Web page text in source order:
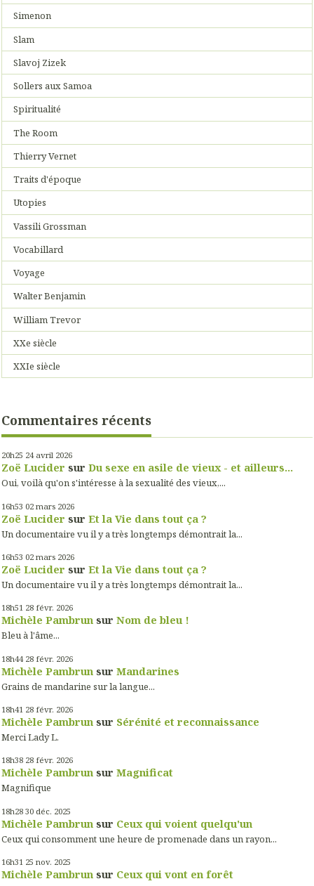
Simenon
Slam
Slavoj Zizek
Sollers aux Samoa
Spiritualité
The Room
Thierry Vernet
Traits d'époque
Utopies
Vassili Grossman
Vocabillard
Voyage
Walter Benjamin
William Trevor
XXe siècle
XXIe siècle
Commentaires récents
20h25 24 avril 2026
Zoë Lucider sur Du sexe en asile de vieux - et ailleurs...
Oui, voilà qu'on s'intéresse à la sexualité des vieux,...
16h53 02 mars 2026
Zoë Lucider sur Et la Vie dans tout ça ?
Un documentaire vu il y a très longtemps démontrait la...
16h53 02 mars 2026
Zoë Lucider sur Et la Vie dans tout ça ?
Un documentaire vu il y a très longtemps démontrait la...
18h51 28 févr. 2026
Michèle Pambrun sur Nom de bleu !
Bleu à l'âme...
18h44 28 févr. 2026
Michèle Pambrun sur Mandarines
Grains de mandarine sur la langue...
18h41 28 févr. 2026
Michèle Pambrun sur Sérénité et reconnaissance
Merci Lady L.
18h38 28 févr. 2026
Michèle Pambrun sur Magnificat
Magnifique
18h28 30 déc. 2025
Michèle Pambrun sur Ceux qui voient quelqu'un
Ceux qui consomment une heure de promenade dans un rayon...
16h31 25 nov. 2025
Michèle Pambrun sur Ceux qui vont en forêt